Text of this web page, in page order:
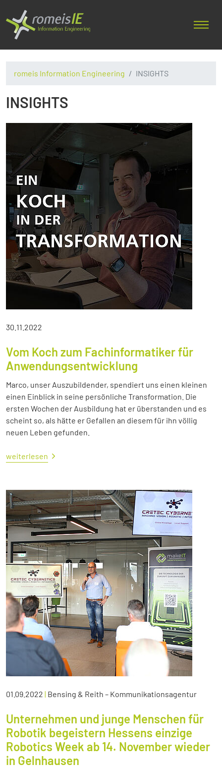
romeis Information Engineering INSIGHTS
INSIGHTS
30.11.2022
Vom Koch zum Fachinformatiker für
Anwendungsentwicklung
Marco, unser Auszubildender, spendiert uns einen kleinen
einen Einblick in seine persönliche Transformation. Die
ersten Wochen der Ausbildung hat er überstanden und es
scheint so, als hätte er Gefallen an diesem für ihn völlig
neuen Leben gefunden.
weiterlesen
01.09.2022 | Bensing & Reith – Kommunikationsagentur
Unternehmen und junge Menschen für
Robotik begeistern Hessens einzige
Robotics Week ab 14. November wieder
in Gelnhausen